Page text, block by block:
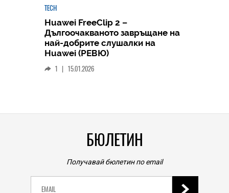
TECH
Huawei FreeClip 2 –
Дългоочакваното завръщане на
най-добрите слушалки на
Huawei (РЕВЮ)
1 | 15.01.2026
БЮЛЕТИН
Получавай бюлетин по email